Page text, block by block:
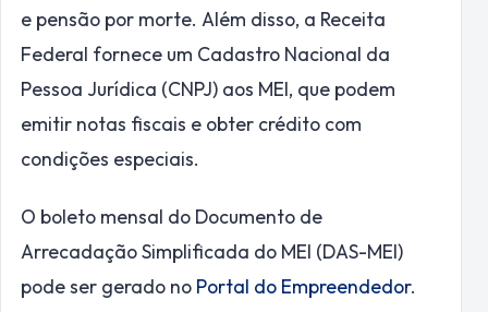
e pensão por morte. Além disso, a Receita
Federal fornece um Cadastro Nacional da
Pessoa Jurídica (CNPJ) aos MEI, que podem
emitir notas fiscais e obter crédito com
condições especiais.
O boleto mensal do Documento de
Arrecadação Simplificada do MEI (DAS-MEI)
pode ser gerado no Portal do Empreendedor.